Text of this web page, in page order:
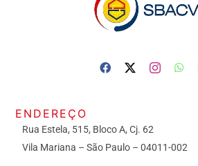
ENDEREÇO
Rua Estela, 515, Bloco A, Cj. 62
Vila Mariana – São Paulo – 04011-002